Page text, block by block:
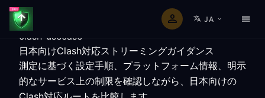
JA
clash-usecase
日本向けClash対応ストリーミングガイダンス
測定に基づく設定手順、プラットフォーム情報、明示
的なサービス上の制限を確認しながら、日本向けの